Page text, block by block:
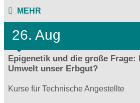
MEHR
26. Aug
Epigenetik und die große Frage:
Umwelt unser Erbgut?
Kurse für Technische Angestellte